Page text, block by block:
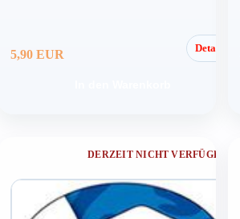
5,90 EUR Details
DERZEIT NICHT VERFÜGBAR